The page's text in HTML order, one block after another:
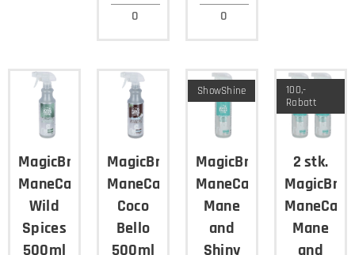
0
0
MagicBrush
ManeCare
Wild
Spices
500ml
MagicBrush
ManeCare
Coco
Bello
500ml
MagicBrush
ManeCare
Mane
and
Shiny
ShowShine
2 stk.
ManeCare
Mane
and
100,-
Rabatt